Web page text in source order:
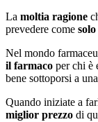
La moltia ragione
prevedere come
Nel mondo
il farmaco per chi è
bene sottoporsi a una
Quando iniziate a
miglior prezzo di